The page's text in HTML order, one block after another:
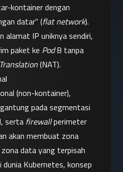
kontainer dengan
datar" (flat network).
alamat IP uniknya sendiri,
paket ke Pod B tanpa
(NAT).
(non-kontainer),
pada segmentasi
serta firewall perimeter
akan membuat zona
data yang terpisah
Kubernetes, konsep